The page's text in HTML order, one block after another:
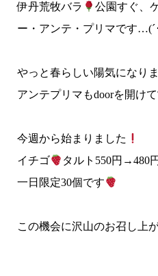
伊丹荒牧バラ
公園すぐ、
ー・アンテ・プリマです…(´
やっと春らしい陽気になり
アンテプリマもdoorを開け
今週から始まりました
イチゴ
タルト550円→480円
一日限定30個です
この機会に沢山のお召し上